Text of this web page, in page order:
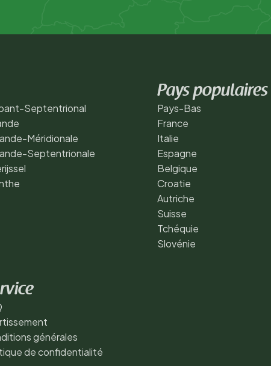
Septentrional
Méridionale
Septentrionale
Pays populaires
Pays-Bas
France
Italie
Espagne
Belgique
Croatie
Autriche
Suisse
Tchéquie
Slovénie
générales
de confidentialité